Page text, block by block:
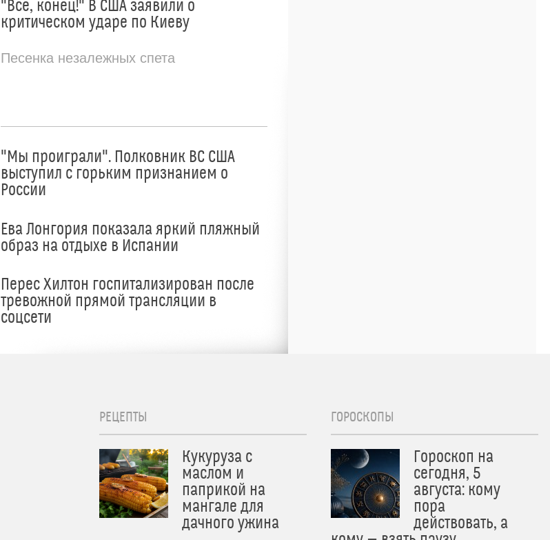
"Все, конец!" В США заявили о
критическом ударе по Киеву
Песенка незалежных спета
"Мы проиграли". Полковник ВС США
выступил с горьким признанием о
России
Ева Лонгория показала яркий пляжный
образ на отдыхе в Испании
Перес Хилтон госпитализирован после
тревожной прямой трансляции в
соцсети
РЕЦЕПТЫ
Кукуруза с
маслом и
паприкой на
мангале для
дачного ужина
ГОРОСКОПЫ
Гороскоп на
сегодня, 5
августа: кому
пора
действовать, а